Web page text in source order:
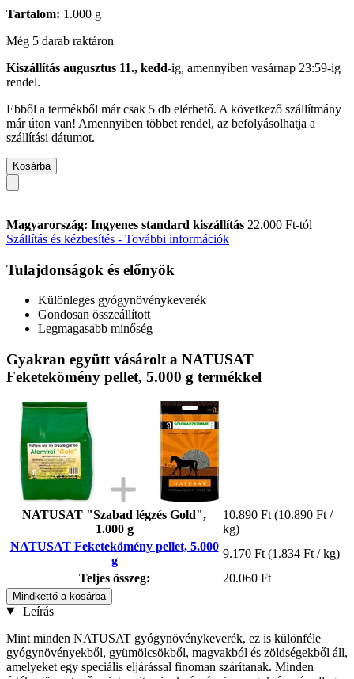
Tartalom: 1.000 g
Még 5 darab raktáron
Kiszállítás augusztus 11., kedd-ig, amennyiben vasárnap 23:59-ig
rendel.
Ebből a termékből már csak 5 db elérhető. A következő szállítmány
már úton van! Amennyiben többet rendel, az befolyásolhatja a
szállítási dátumot.
Kosárba
Magyarország: Ingyenes standard kiszállítás 22.000 Ft-tól
Szállítás és kézbesítés - További információk
Tulajdonságok és előnyök
Különleges gyógynövénykeverék
Gondosan összeállított
Legmagasabb minőség
Gyakran együtt vásárolt a NATUSAT
Feketekömény pellet, 5.000 g termékkel
NATUSAT "Szabad légzés Gold",
1.000 g
10.890 Ft (10.890 Ft /
kg)
NATUSAT Feketekömény pellet, 5.000
g
9.170 Ft (1.834 Ft / kg)
Teljes összeg:
20.060 Ft
Mindkettő a kosárba
Leírás
Mint minden NATUSAT gyógynövénykeverék, ez is különféle
gyógynövényekből, gyümölcsökből, magvakból és zöldségekből áll,
amelyeket egy speciális eljárással finoman szárítanak. Minden